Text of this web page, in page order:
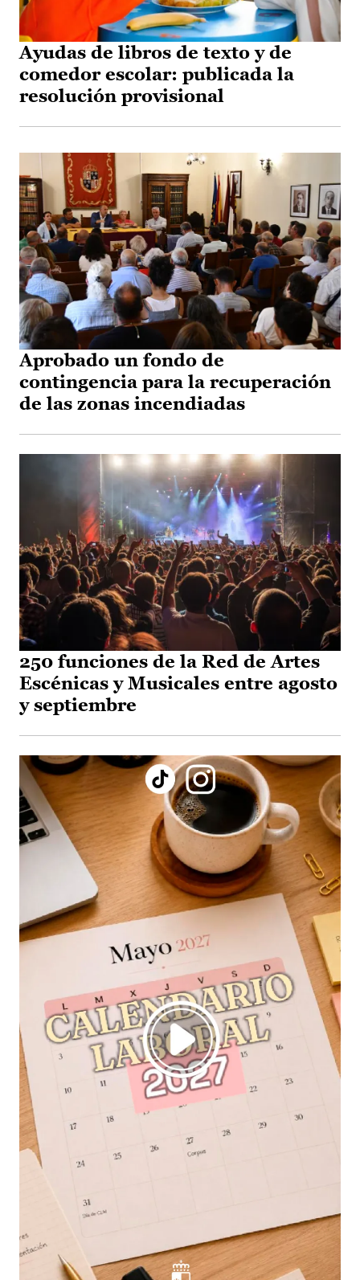
Ayudas de libros de texto y de
comedor escolar: publicada la
resolución provisional
Aprobado un fondo de
contingencia para la recuperación
de las zonas incendiadas
250 funciones de la Red de Artes
Escénicas y Musicales entre agosto
y septiembre